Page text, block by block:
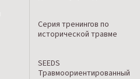
Серия тренингов по
исторической травме
SEEDS
Травмоориентированный